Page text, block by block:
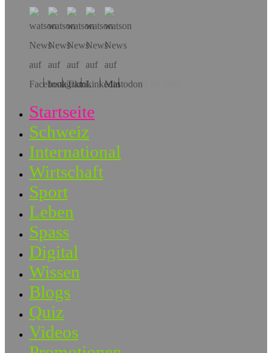
Hol dir die App!
Startseite
Schweiz
International
Wirtschaft
Sport
Leben
Spass
Digital
Wissen
Blogs
Quiz
Videos